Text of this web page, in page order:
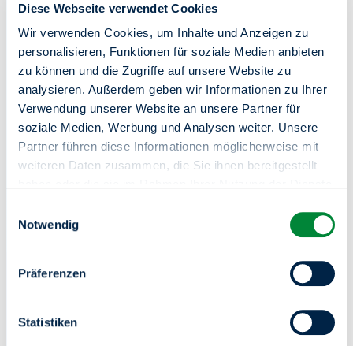
Diese Webseite verwendet Cookies
Wir verwenden Cookies, um Inhalte und Anzeigen zu
personalisieren, Funktionen für soziale Medien anbieten
zu können und die Zugriffe auf unsere Website zu
analysieren. Außerdem geben wir Informationen zu Ihrer
Verwendung unserer Website an unsere Partner für
soziale Medien, Werbung und Analysen weiter. Unsere
Partner führen diese Informationen möglicherweise mit
weiteren Daten zusammen, die Sie ihnen bereitgestellt
Sie haben das Recht Ihre erteilten Einwilligungen
jederzeit zu widerrufen. Dies ist über einen erneuten
Aufruf dieses Tools über den Button am unteren linken
Rand möglich.
Notwendig
Präferenzen
Statistiken
Zentrale Kundenberatung
030 264 85-5000
Online-Service
Mo-Do von 8-18 Uhr / Fr von 8-15 Uhr